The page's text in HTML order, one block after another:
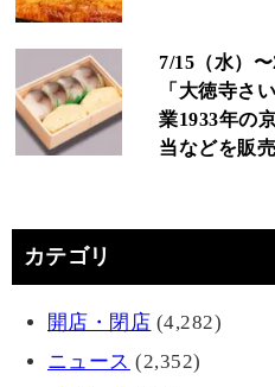
7/15（水）
「大徳寺さ
業1933年の
当などを販売
カテゴリ
開店・閉店 (4,282)
ニュース (2,352)